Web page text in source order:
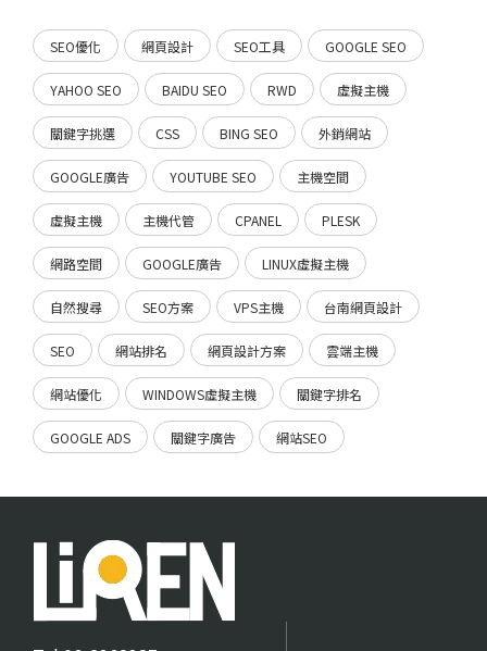
SEO優化 網頁設計 SEO工具 GOOGLE SEO
YAHOO SEO BAIDU SEO RWD 虛擬主機
關鍵字挑選 CSS BING SEO 外銷網站
GOOGLE廣告 YOUTUBE SEO 主機空間
虛擬主機 主機代管 CPANEL PLESK
網路空間 GOOGLE廣告 LINUX虛擬主機
自然搜尋 SEO方案 VPS主機 台南網頁設計
SEO 網站排名 網頁設計方案 雲端主機
網站優化 WINDOWS虛擬主機 關鍵字排名
GOOGLE ADS 關鍵字廣告 網站SEO